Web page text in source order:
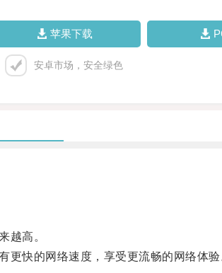
苹果下载
安卓市场，安全绿色
越高。
快的网络速度，享受更流畅的网络体验